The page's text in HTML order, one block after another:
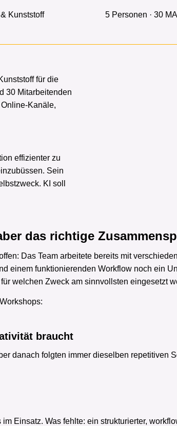
Kunststoff 5 Personen · 30
für die
30 Mitarbeitenden
Kanäle,
effizienter zu
Sein
KI soll
das richtige
Das Team arbeitete bereits mit
einem funktionierenden Workflow noch ein
welchen Zweck am sinnvollsten eingesetzt
braucht
danach folgten immer dieselben repetitiven
Einsatz. Was fehlte: ein strukturierter,